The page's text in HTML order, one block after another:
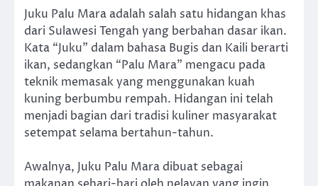
Juku Palu Mara adalah salah satu hidangan khas
dari Sulawesi Tengah yang berbahan dasar ikan.
Kata “Juku” dalam bahasa Bugis dan Kaili berarti
ikan, sedangkan “Palu Mara” mengacu pada
teknik memasak yang menggunakan kuah
kuning berbumbu rempah. Hidangan ini telah
menjadi bagian dari tradisi kuliner masyarakat
setempat selama bertahun-tahun.
Awalnya, Juku Palu Mara dibuat sebagai